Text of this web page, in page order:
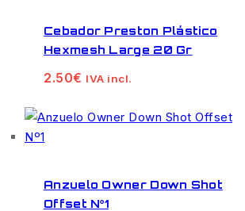
Cebador Preston Plástico
Hexmesh Large 20 Gr
2.50€ IVA incl.
Anzuelo Owner Down Shot
Offset Nº1